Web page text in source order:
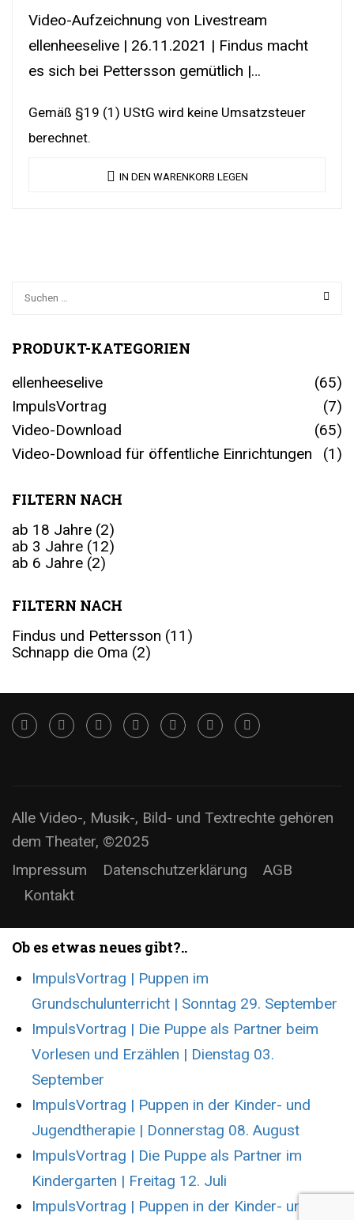
Video-Aufzeichnung von Livestream
ellenheeselive | 26.11.2021 | Findus macht
es sich bei Pettersson gemütlich |
Gemäß §19 (1) UStG wird keine Umsatzsteuer
berechnet.
IN DEN WARENKORB LEGEN
PRODUKT-KATEGORIEN
ellenheeselive
(65)
ImpulsVortrag
(7)
Video-Download
(65)
Video-Download für öffentliche Einrichtungen
(1)
FILTERN NACH
ab 18 Jahre (2)
ab 3 Jahre (12)
ab 6 Jahre (2)
FILTERN NACH
Findus und Pettersson (11)
Schnapp die Oma (2)
Alle Video-, Musik-, Bild- und Textrechte gehören
dem Theater, ©2025
Impressum
Datenschutzerklärung
AGB
Kontakt
Ob es etwas neues gibt?..
ImpulsVortrag | Puppen im
Grundschulunterricht | Sonntag 29. September
ImpulsVortrag | Die Puppe als Partner beim
Vorlesen und Erzählen | Dienstag 03.
September
ImpulsVortrag | Puppen in der Kinder- und
Jugendtherapie | Donnerstag 08. August
ImpulsVortrag | Die Puppe als Partner im
Kindergarten | Freitag 12. Juli
ImpulsVortrag | Puppen in der Kinder- und